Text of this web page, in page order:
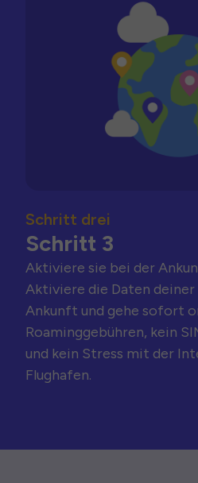
Schritt drei
Schritt 3
Aktiviere sie bei der
Aktiviere die Daten deiner
Ankunft und gehe sofort
Roaminggebühren, kein
und kein Stress mit der
Flughafen.